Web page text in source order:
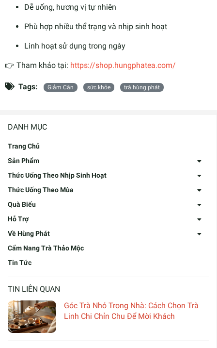
DANH MỤC
Trang Chủ
Sản Phẩm
Thức Uống Theo Nhịp Sinh Hoạt
Thức Uống Theo Mùa
Quà Biếu
Hỗ Trợ
Về Hùng Phát
Cẩm Nang Trà Thảo Mộc
Tin Tức
TIN LIÊN QUAN
Góc Trà Nhỏ Trong Nhà: Cách Chọn Trà
Linh Chi Chỉn Chu Để Mời Khách
Dễ uống, hương vị tự nhiên
Phù hợp nhiều thể trạng và nhịp sinh hoạt
Linh hoạt sử dụng trong ngày
👉 Tham khảo tại: https://shop.hungphatea.com/
Tags: Giảm Cân sức khỏe trà hùng phát